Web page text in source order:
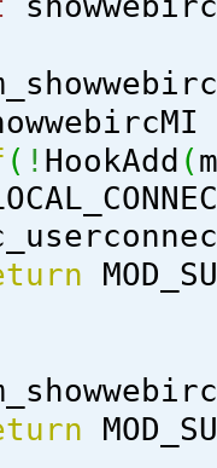
( ! HookAdd (